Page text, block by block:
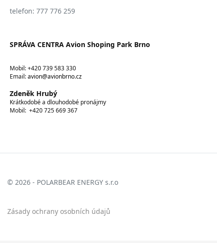
telefon: 777 776 259
SPRÁVA CENTRA Avion Shoping Park Brno
Mobil: +420 739 583 330
Email:avion@avionbrno.cz
Zdeněk Hrubý
Krátkodobé a dlouhodobé pronájmy
Mobil: +420 725 669 367
© 2026 - POLARBEAR ENERGY s.r.o
Zásady ochrany osobních údajů